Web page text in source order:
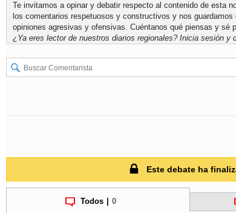
Te invitamos a opinar y debatir respecto al contenido de esta
los comentarios respetuosos y constructivos y nos
opiniones agresivas y ofensivas. Cuéntanos qué piensas y sé
¿Ya eres lector de nuestros diarios regionales? Inicia sesión y
Este debate ha
Todos 0